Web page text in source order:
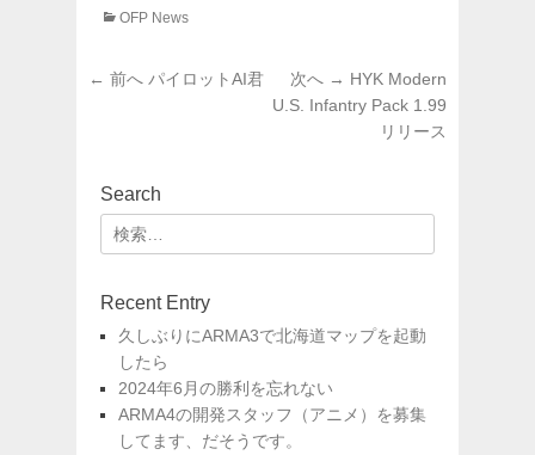
カ
リ
OFP News
投
ゲ
ー
シ
ン
← 前へ 前
パイロットAI君 次へ → 次
の
HYK Modern
U.S. Infantry Pack 1.99
リリース
Search
索:
Recent Entry
久しぶりにARMA3で北海道マップを起動
したら
2024年6月の勝利を忘れない
ARMA4の開発スタッフ（アニメ）を募集
してます、だそうです。